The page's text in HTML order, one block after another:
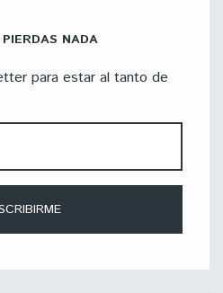
NADA
para estar al tanto de